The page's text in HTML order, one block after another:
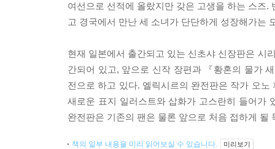
여선으로 선적에 올랐지만 갖은 고생을 하는 스즈
고 경국에서 만난 세 소녀가 단단하게 성장해가는
현재 일본에서 출간되고 있는 신초샤 신장판은 시
간되어 있고, 앞으로 신작 장편과 『황혼의 물가
전으로 하고 있다. 엘릭시르의 완전판은 작가 오
새로운 표지 일러스트와 삽화가 고스란히 들어가
완전판은 기존의 팬은 물론 앞으로 처음 접하게 될
책의 일부 내용을 미리 읽어보실 수 있습니다. 미리보기